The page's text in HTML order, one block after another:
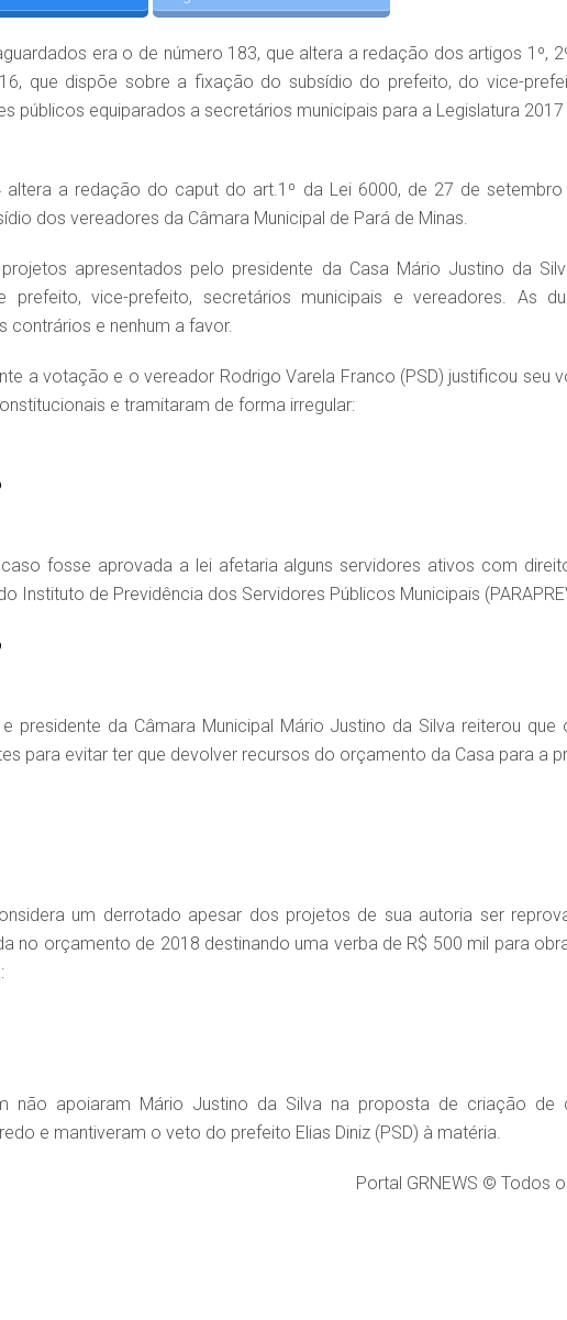
era o de número 183, que altera a redação dos artigos 1º,
que dispõe sobre a fixação do subsídio do prefeito, do vice-
públicos equiparados a secretários municipais para a Legislatura 2017
a redação do caput do art.1º da Lei 6000, de 27 de setembro
dos vereadores da Câmara Municipal de Pará de Minas.
apresentados pelo presidente da Casa Mário Justino da
prefeito, vice-prefeito, secretários municipais e vereadores. As
contrários e nenhum a favor.
a votação e o vereador Rodrigo Varela Franco (PSD) justificou seu
e tramitaram de forma irregular:
fosse aprovada a lei afetaria alguns servidores ativos com
Instituto de Previdência dos Servidores Públicos Municipais
presidente da Câmara Municipal Mário Justino da Silva reiterou que
para evitar ter que devolver recursos do orçamento da Casa para a
um derrotado apesar dos projetos de sua autoria ser
no orçamento de 2018 destinando uma verba de R$ 500 mil para
não apoiaram Mário Justino da Silva na proposta de criação de
e mantiveram o veto do prefeito Elias Diniz (PSD) à matéria.
Portal GRNEWS © Todos